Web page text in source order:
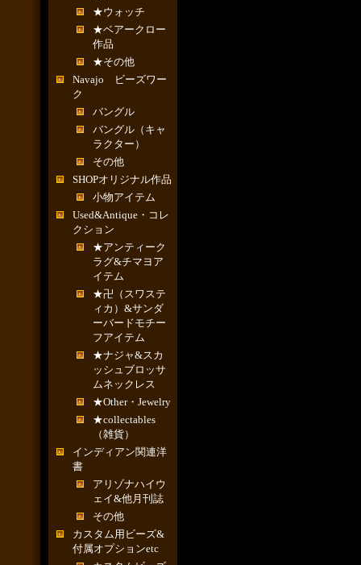
★ウォッチ
★ベアークロー
作品
★その他
Navajo ビーズワー
ク
バングル
バングル（キャ
ラクター）
その他
SHOPオリジナル作品
小物アイテム
Used&Antique・コレ
クション
★アンティーク
ラグ&チマヨア
イテム
★卍（スワステ
ィカ）&サンダ
ーバードモチー
フアイテム
★ナジャ&スカ
ッシュブロッサ
ムネックレス
★Other・Jewelry
★collectables
（雑貨）
インディアン関連洋
書
アリゾナハイウ
ェイ&他月刊誌
その他
カスタム用ビーズ&
付属オプションetc